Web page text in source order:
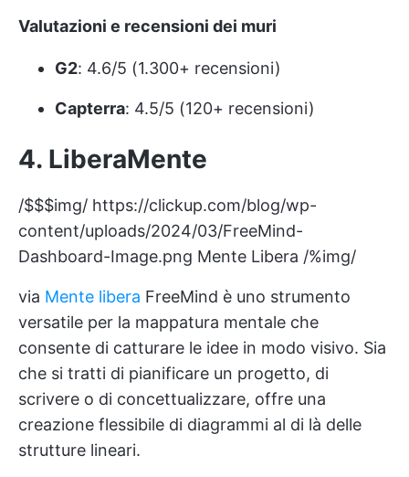
Valutazioni e recensioni dei muri
G2: 4.6/5 (1.300+ recensioni)
Capterra: 4.5/5 (120+ recensioni)
4. LiberaMente
/$$$img/ https://clickup.com/blog/wp-
content/uploads/2024/03/FreeMind-
Dashboard-Image.png Mente Libera /%img/
via Mente libera FreeMind è uno strumento
versatile per la mappatura mentale che
consente di catturare le idee in modo visivo. Sia
che si tratti di pianificare un progetto, di
scrivere o di concettualizzare, offre una
creazione flessibile di diagrammi al di là delle
strutture lineari.